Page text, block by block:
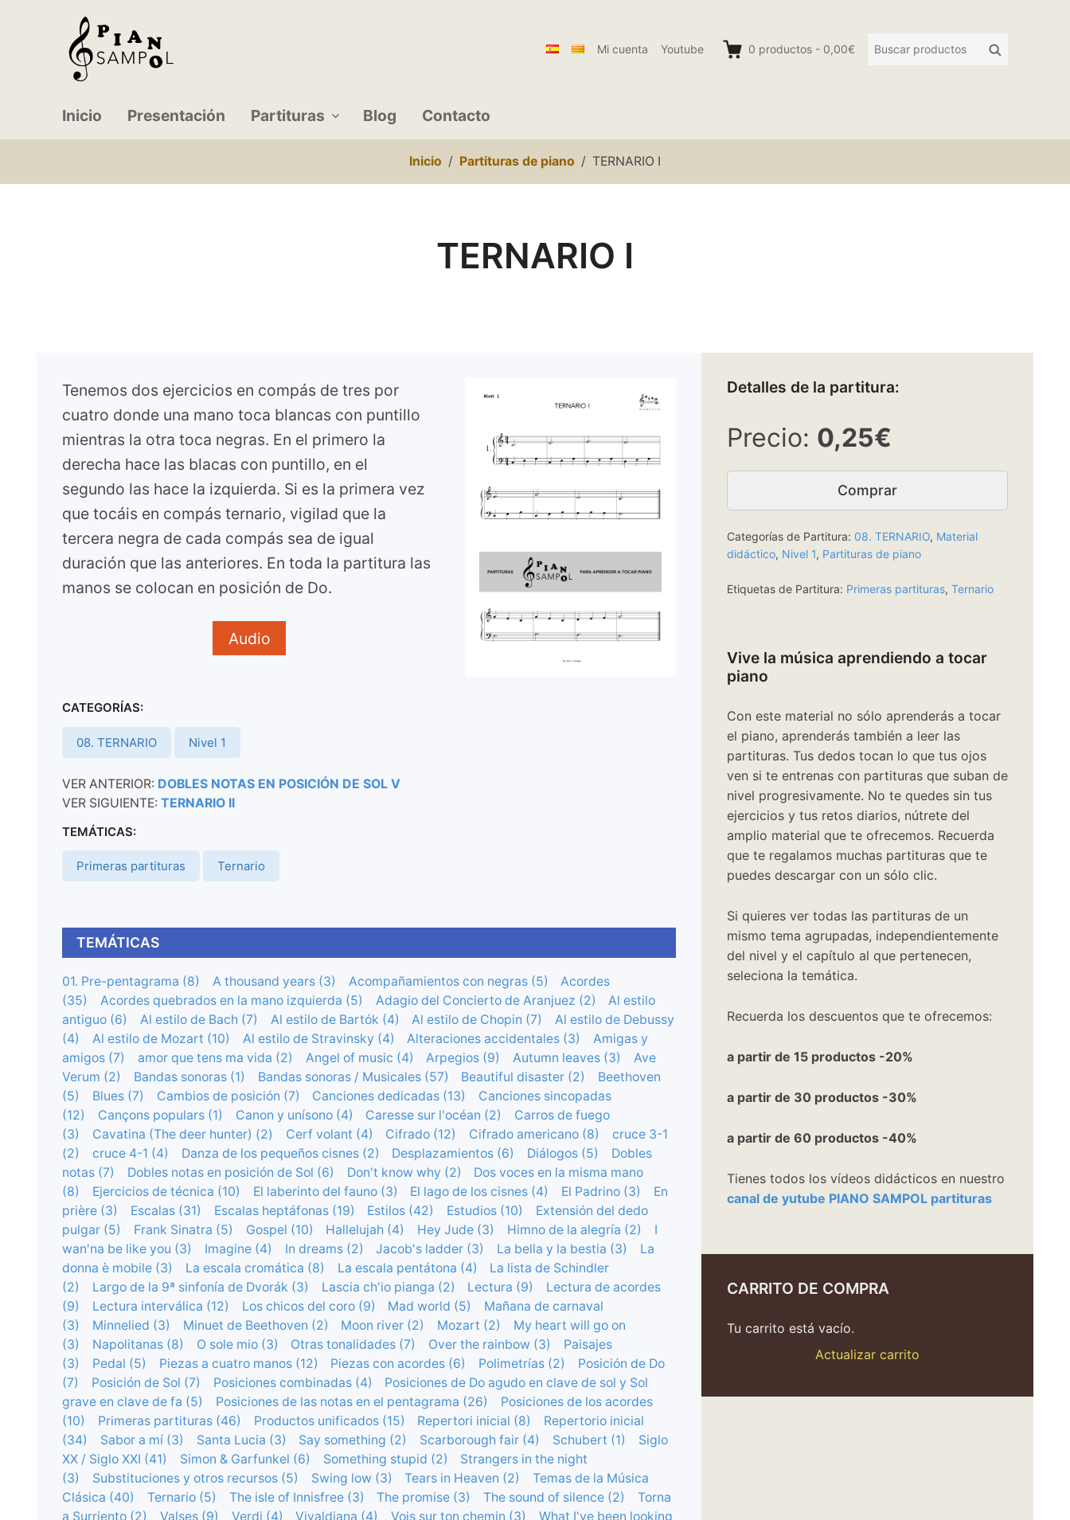
Mi cuenta Youtube 0 productos - 0,00€
Buscar
Buscar
Inicio Presentación Partituras Blog Contacto
Inicio Partituras de piano TERNARIO I
TERNARIO I
Tenemos dos ejercicios en compás de tres por
cuatro donde una mano toca blancas con puntillo
mientras la otra toca negras. En el primero la
derecha hace las blacas con puntillo, en el
segundo las hace la izquierda. Si es la primera vez
que tocáis en compás ternario, vigilad que la
tercera negra de cada compás sea de igual
duración que las anteriores. En toda la partitura las
manos se colocan en posición de Do.
Audio
CATEGORÍAS:
08. TERNARIO Nivel 1
VER ANTERIOR: DOBLES NOTAS EN POSICIÓN DE SOL V
VER SIGUIENTE: TERNARIO II
TEMÁTICAS:
Primeras partituras Ternario
TEMÁTICAS
01. Pre-pentagrama (8) A thousand years (3) Acompañamientos con negras (5)
Acordes
(35)
Acordes quebrados en la mano izquierda (5) Adagio del Concierto de Aranjuez (2)
Al estilo
antiguo (6)
Al estilo de Bach (7) Al estilo de Bartók (4) Al estilo de Chopin (7)
Al estilo de Debussy
(4)
Al estilo de Mozart (10) Al estilo de Stravinsky (4) Alteraciones accidentales (3)
Amigas y
amigos (7)
amor que tens ma vida (2) Angel of music (4) Arpegios (9) Autumn leaves (3)
Ave
Verum (2)
Bandas sonoras (1) Bandas sonoras / Musicales (57) Beautiful disaster (2)
Beethoven
(5)
Blues (7) Cambios de posición (7) Canciones dedicadas (13)
Canciones sincopadas
(12)
Cançons populars (1) Canon y unísono (4) Caresse sur l'océan (2)
Carros de fuego
(3)
Cavatina (The deer hunter) (2) Cerf volant (4) Cifrado (12) Cifrado americano (8)
cruce 3-1
(2)
cruce 4-1 (4) Danza de los pequeños cisnes (2) Desplazamientos (6) Diálogos (5)
Dobles
notas (7)
Dobles notas en posición de Sol (6) Don't know why (2)
Dos voces en la misma mano
(8)
Ejercicios de técnica (10) El laberinto del fauno (3) El lago de los cisnes (4) El Padrino (3)
En
prière (3)
Escalas (31) Escalas heptáfonas (19) Estilos (42) Estudios (10)
Extensión del dedo
pulgar (5)
Frank Sinatra (5) Gospel (10) Hallelujah (4) Hey Jude (3) Himno de la alegría (2)
I
wan'na be like you (3)
Imagine (4) In dreams (2) Jacob's ladder (3) La bella y la bestia (3)
La
donna è mobile (3)
La escala cromática (8) La escala pentátona (4)
La lista de Schindler
(2)
Largo de la 9ª sinfonía de Dvorák (3) Lascia ch'io pianga (2) Lectura (9)
Lectura de acordes
(9)
Lectura interválica (12) Los chicos del coro (9) Mad world (5)
Mañana de carnaval
(3)
Minnelied (3) Minuet de Beethoven (2) Moon river (2) Mozart (2)
My heart will go on
(3)
Napolitanas (8) O sole mio (3) Otras tonalidades (7) Over the rainbow (3)
Paisajes
(3)
Pedal (5) Piezas a cuatro manos (12) Piezas con acordes (6) Polimetrías (2)
Posición de Do
(7)
Posición de Sol (7) Posiciones combinadas (4)
Posiciones de Do agudo en clave de sol y Sol
grave en clave de fa (5)
Posiciones de las notas en el pentagrama (26)
Posiciones de los acordes
(10)
Primeras partituras (46) Productos unificados (15) Repertori inicial (8)
Repertorio inicial
(34)
Sabor a mí (3) Santa Lucia (3) Say something (2) Scarborough fair (4) Schubert (1)
Siglo
XX / Siglo XXI (41)
Simon & Garfunkel (6) Something stupid (2)
Strangers in the night
(3)
Substituciones y otros recursos (5) Swing low (3) Tears in Heaven (2)
Temas de la Música
Clásica (40)
Ternario (5) The isle of Innisfree (3) The promise (3) The sound of silence (2)
Torna
a Surriento (2)
Valses (9) Verdi (4) Vivaldiana (4) Vois sur ton chemin (3)
What I've been looking
Detalles de la partitura:
0,25€
Comprar
Categorías de Partitura: 08. TERNARIO, Material
didáctico, Nivel 1, Partituras de piano
Etiquetas de Partitura: Primeras partituras, Ternario
Vive la música aprendiendo a tocar
piano
Con este material no sólo aprenderás a tocar
el piano, aprenderás también a leer las
partituras. Tus dedos tocan lo que tus ojos
ven si te entrenas con partituras que suban de
nivel progresivamente. No te quedes sin tus
ejercicios y tus retos diarios, nútrete del
amplio material que te ofrecemos. Recuerda
que te regalamos muchas partituras que te
puedes descargar con un sólo clic.
Si quieres ver todas las partituras de un
mismo tema agrupadas, independientemente
del nivel y el capítulo al que pertenecen,
seleciona la temática.
Recuerda los descuentos que te ofrecemos:
a partir de 15 productos -20%
a partir de 30 productos -30%
a partir de 60 productos -40%
Tienes todos los vídeos didácticos en nuestro
canal de yutube PIANO SAMPOL partituras
CARRITO DE COMPRA
Tu carrito está vacío.
Actualizar carrito